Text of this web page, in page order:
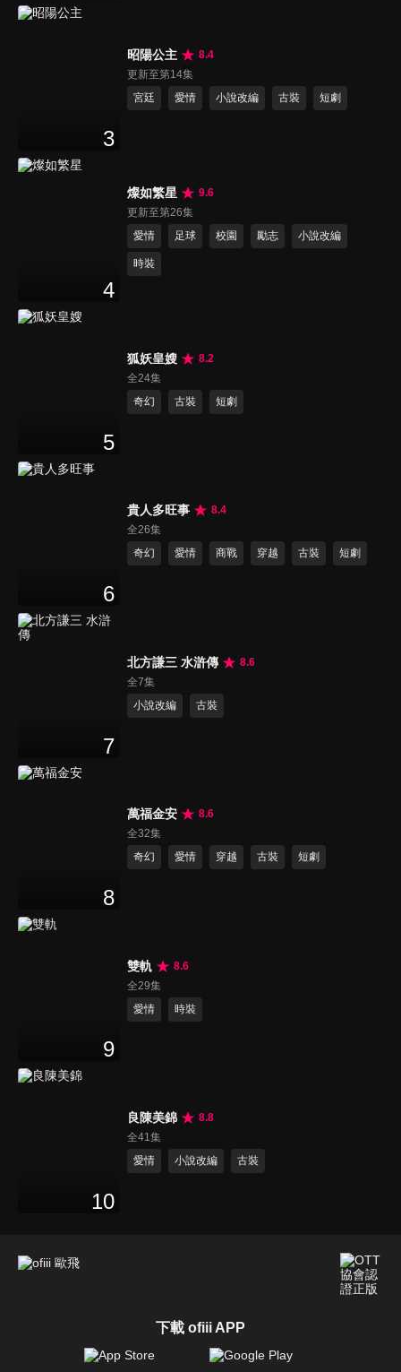
3
昭陽公主
8.4
更新至第14集
宮廷
愛情 小說改編 古裝 短劇
4
燦如繁星
9.6
更新至第26集
愛情
足球 校園 勵志 小說改編
時裝
5
狐妖皇嫂
8.2
全24集
奇幻
古裝 短劇
6
貴人多旺事
8.4
全26集
奇幻
愛情 商戰 穿越 古裝 短劇
7
北方謙三 水滸傳
8.6
全7集
小說改編
古裝
8
萬福金安
8.6
全32集
奇幻
愛情 穿越 古裝 短劇
9
雙軌
8.6
全29集
愛情
時裝
10
良陳美錦
8.8
全41集
愛情
小說改編 古裝
下載 ofiii APP